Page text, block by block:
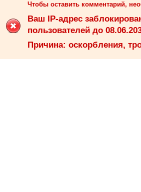
Чтобы оставить комментарий,
Ваш IP-адрес
пользователей до
Причина: оскорбления,